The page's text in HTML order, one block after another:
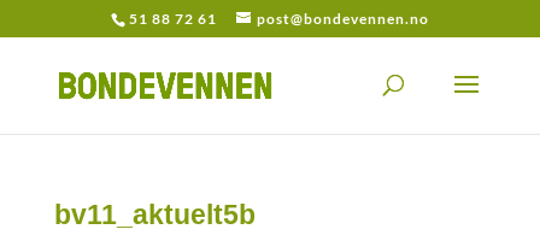
51 88 72 61 post@bondevennen.no
bv11_aktuelt5b